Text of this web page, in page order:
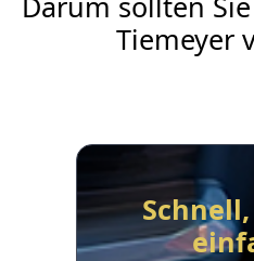
Tiemeyer